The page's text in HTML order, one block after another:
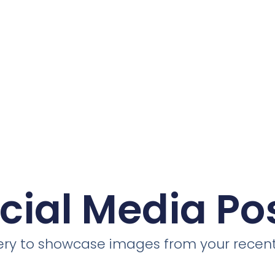
Media
to showcase images from your